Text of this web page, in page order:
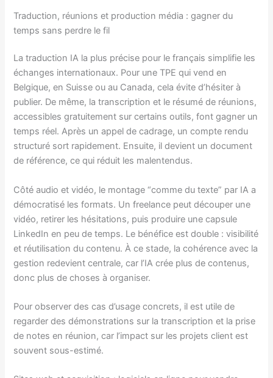
Traduction, réunions et production média : gagner du
temps sans perdre le fil
La traduction IA la plus précise pour le français simplifie les
échanges internationaux. Pour une TPE qui vend en
Belgique, en Suisse ou au Canada, cela évite d’hésiter à
publier. De même, la transcription et le résumé de réunions,
accessibles gratuitement sur certains outils, font gagner un
temps réel. Après un appel de cadrage, un compte rendu
structuré sort rapidement. Ensuite, il devient un document
de référence, ce qui réduit les malentendus.
Côté audio et vidéo, le montage “comme du texte” par IA a
démocratisé les formats. Un freelance peut découper une
vidéo, retirer les hésitations, puis produire une capsule
LinkedIn en peu de temps. Le bénéfice est double : visibilité
et réutilisation du contenu. À ce stade, la cohérence avec la
gestion redevient centrale, car l’IA crée plus de contenus,
donc plus de choses à organiser.
Pour observer des cas d’usage concrets, il est utile de
regarder des démonstrations sur la transcription et la prise
de notes en réunion, car l’impact sur les projets client est
souvent sous-estimé.